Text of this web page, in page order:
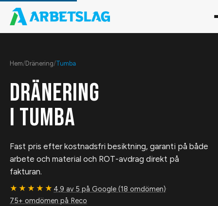
Hem/Dränering/Tumba
DRÄNERING
I TUMBA
Fast pris efter kostnadsfri besiktning, garanti på både
arbete och material och ROT-avdrag direkt på
fakturan.
★★★★★ 4,9 av 5 på Google (18 omdömen)·
75+ omdömen på Reco